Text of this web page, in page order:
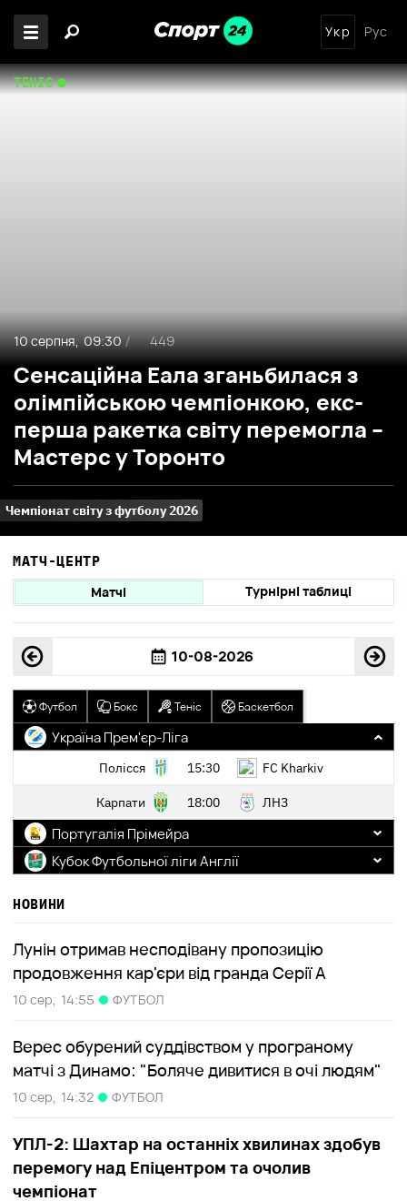
Укр Рус
Сенсаційна Еала зганьбилася з
олімпійською чемпіонкою, екс-
перша ракетка світу перемогла –
Мастерс у Торонто
ТЕНІС
10 серпня, 09:30 / 449
Чемпіонат світу з футболу 2026
МАТЧ-ЦЕНТР
Матчі
Турнірні таблиці
Футбол Бокс Теніс Баскетбол
Україна Прем'єр-Ліга
Полісся 15:30 FC Kharkiv
Карпати 18:00 ЛНЗ
Португалія Прімейра
Санта-Клара 22:15
Кубок Футбольної ліги Англії
НОВИНИ
Лунін отримав несподівану пропозицію
продовження кар'єри від гранда Серії А
10 сер, 14:55 ФУТБОЛ
Верес обурений суддівством у програному
матчі з Динамо: "Боляче дивитися в очі людям"
10 сер, 14:32 ФУТБОЛ
УПЛ-2: Шахтар на останніх хвилинах здобув
перемогу над Епіцентром та очолив
чемпіонат